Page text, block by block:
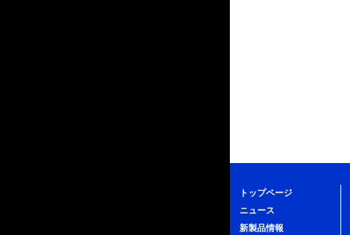
トップページ
ニュース
新製品情報